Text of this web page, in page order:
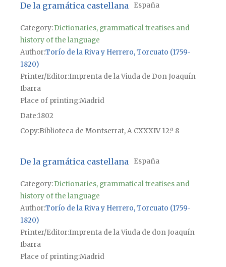
De la gramática castellana España
Category:Dictionaries, grammatical treatises and
history of the language
Author Torío de la Riva y Herrero, Torcuato (1759-
1820)
Printer/Editor Imprenta de la Viuda de Don Joaquín
Ibarra
Place of printingMadrid
Date1802
CopyBiblioteca de Montserrat, A CXXXIV 12.º 8
De la gramática castellana España
Category:Dictionaries, grammatical treatises and
history of the language
Author Torío de la Riva y Herrero, Torcuato (1759-
1820)
Printer/Editor Imprenta de la Viuda de don Joaquín
Ibarra
Place of printingMadrid